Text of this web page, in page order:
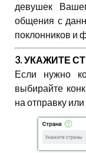
девушек
общения с
поклонников и
3. УКАЖИТЕ
Если нужно
выбирайте
на отправку